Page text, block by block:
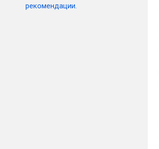
рекомендации.